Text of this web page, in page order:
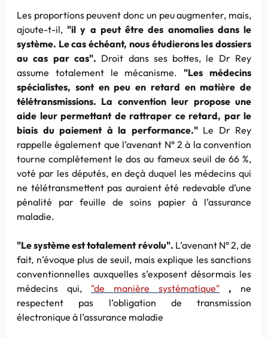
Les proportions peuvent donc un peu augmenter, mais,
ajoute-t-il, "il y a peut être des anomalies dans le
système. Le cas échéant, nous étudierons les dossiers
au cas par cas". Droit dans ses bottes, le Dr Rey
assume totalement le mécanisme. "Les médecins
spécialistes, sont en peu en retard en matière de
télétransmissions. La convention leur propose une
aide leur permettant de rattraper ce retard, par le
biais du paiement à la performance."Le Dr Rey
rappelle également que l’avenant N° 2 à la convention
tourne complètement le dos au fameux seuil de 66 %,
voté par les députés, en deçà duquel les médecins qui
ne télétransmettent pas auraient été redevable d’une
pénalité par feuille de soins papier à l’assurance
maladie.
"Le système est totalement révolu". L’avenant N° 2, de
fait, n’évoque plus de seuil, mais explique les sanctions
conventionnelles auxquelles s’exposent désormais les
médecins qui, "de manière systématique" , ne
respectent pas l’obligation de transmission
électronique à l’assurance maladie